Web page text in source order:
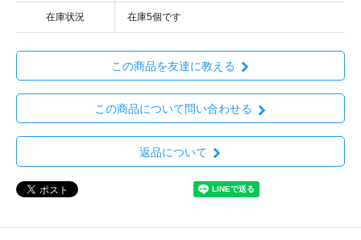
在庫状況 在庫5個です
この商品を友達に教える
この商品について問い合わせる
返品について